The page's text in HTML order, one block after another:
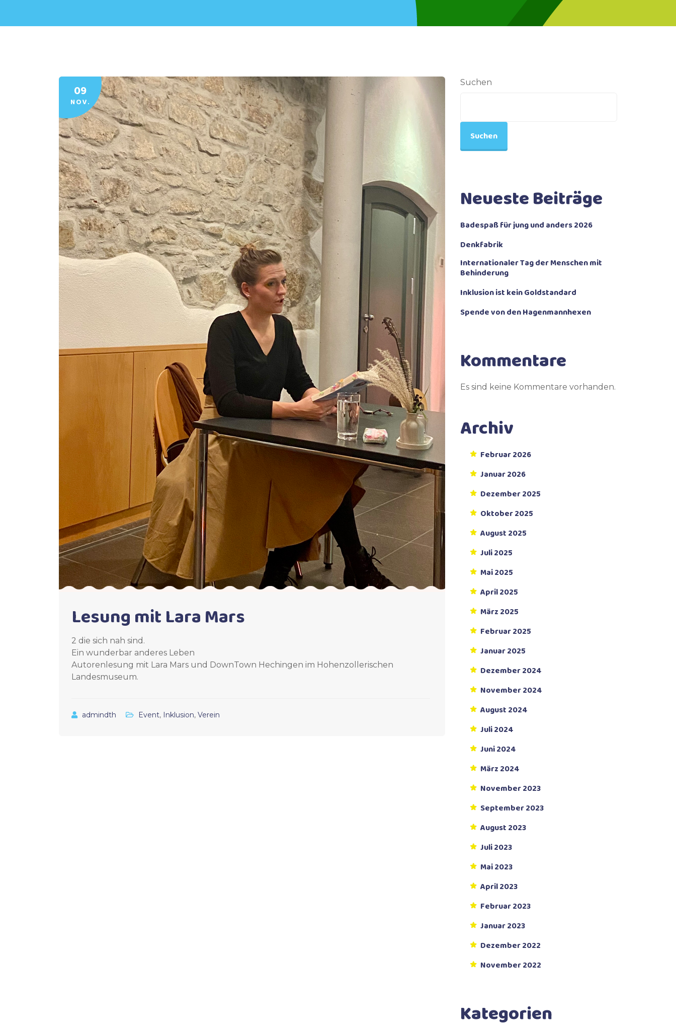
09
NOV.
Lesung mit Lara Mars
2 die sich nah sind.
Ein wunderbar anderes Leben
Autorenlesung mit Lara Mars und DownTown Hechingen im Hohenzollerischen
Landesmuseum.
admindth Event, Inklusion, Verein
Suchen
Suchen
Neueste Beiträge
Badespaß für jung und anders 2026
Denkfabrik
Internationaler Tag der Menschen mit
Behinderung
Inklusion ist kein Goldstandard
Spende von den Hagenmannhexen
Kommentare
Es sind keine Kommentare vorhanden.
Archiv
Februar 2026
Januar 2026
Dezember 2025
Oktober 2025
August 2025
Juli 2025
Mai 2025
April 2025
März 2025
Februar 2025
Januar 2025
Dezember 2024
November 2024
August 2024
Juli 2024
Juni 2024
März 2024
November 2023
September 2023
August 2023
Juli 2023
Mai 2023
April 2023
Februar 2023
Januar 2023
Dezember 2022
November 2022
Kategorien